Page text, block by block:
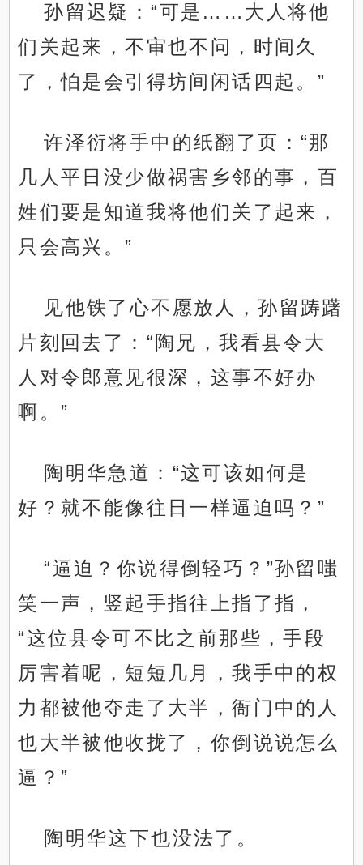
孙留迟疑：“可是……大人将他
们关起来，不审也不问，时间久
了，怕是会引得坊间闲话四起。”
许泽衍将手中的纸翻了页：“那
几人平日没少做祸害乡邻的事，百
姓们要是知道我将他们关了起来，
只会高兴。”
见他铁了心不愿放人，孙留踌躇
片刻回去了：“陶兄，我看县令大
人对令郎意见很深，这事不好办
啊。”
陶明华急道：“这可该如何是
好？就不能像往日一样逼迫吗？”
“逼迫？你说得倒轻巧？”孙留嗤
笑一声，竖起手指往上指了指，
“这位县令可不比之前那些，手段
厉害着呢，短短几月，我手中的权
力都被他夺走了大半，衙门中的人
也大半被他收拢了，你倒说说怎么
逼？”
陶明华这下也没法了。